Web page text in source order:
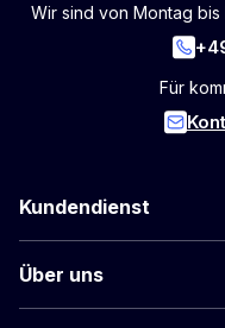
Wir sind von Montag
Für
Kundendienst
Über uns